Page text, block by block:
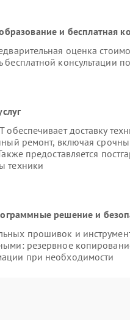
и бесплатная
оценка
консультации
обеспечивает доставку
ремонт, включая
предоставляется
техники
решение и
прошивок и
резервное
при необходимости